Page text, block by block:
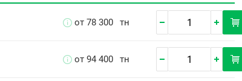
от 78 300 тн
от 94 400 тн